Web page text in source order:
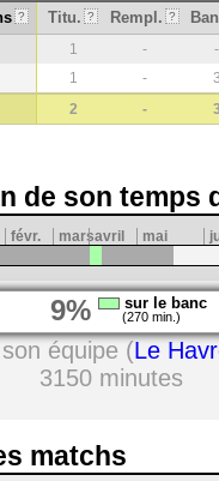
? Titu. ? Rempl. ?
1 -
-
1 -
2 -
de son temps
févr. marsavril mai
9% sur le banc
(270 min.)
équipe (Le
3150 minutes
matchs